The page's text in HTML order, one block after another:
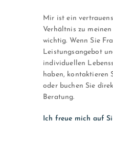
Mir ist ein
Verhältnis zu
wichtig. Wenn Sie
Leistungsangebot
individuellen
haben, kontaktieren
oder buchen Sie
Beratung.
Ich freue mich auf